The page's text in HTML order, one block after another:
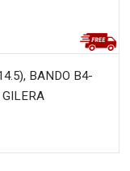
BANDO B4-